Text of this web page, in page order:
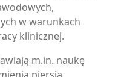
w warunkach
klinicznej.
m.in. naukę